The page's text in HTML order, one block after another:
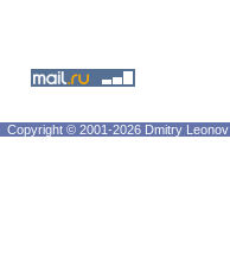
Copyright © 2001-2026 Dmitry Leonov